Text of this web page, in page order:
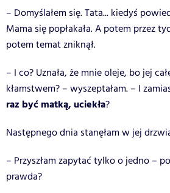
– Domyślałem się. Tata... kiedyś
Mama się popłakała. A potem przez
potem temat zniknął.
– I co? Uznała, że mnie oleje, bo jej
kłamstwem? – wyszeptałam. – I
raz być matką, uciekła?
Następnego dnia stanęłam w jej
– Przyszłam zapytać tylko o jedno –
prawda?